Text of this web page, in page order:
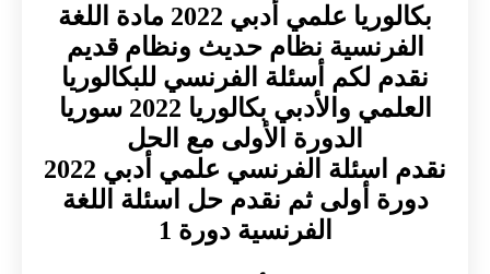
بكالوريا علمي أدبي 2022 مادة اللغة
الفرنسية نظام حديث ونظام قديم
نقدم لكم أسئلة الفرنسي للبكالوريا
العلمي والأدبي بكالوريا 2022 سوريا
الدورة الأولى مع الحل
نقدم اسئلة الفرنسي علمي أدبي 2022
دورة أولى ثم نقدم حل اسئلة اللغة
الفرنسية دورة 1